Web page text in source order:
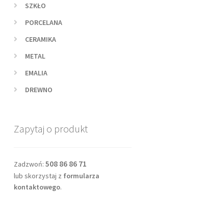
SZKŁO
PORCELANA
CERAMIKA
METAL
EMALIA
DREWNO
Zapytaj o produkt
Zadzwoń: 508 86 86 71
lub skorzystaj z formularza
kontaktowego.